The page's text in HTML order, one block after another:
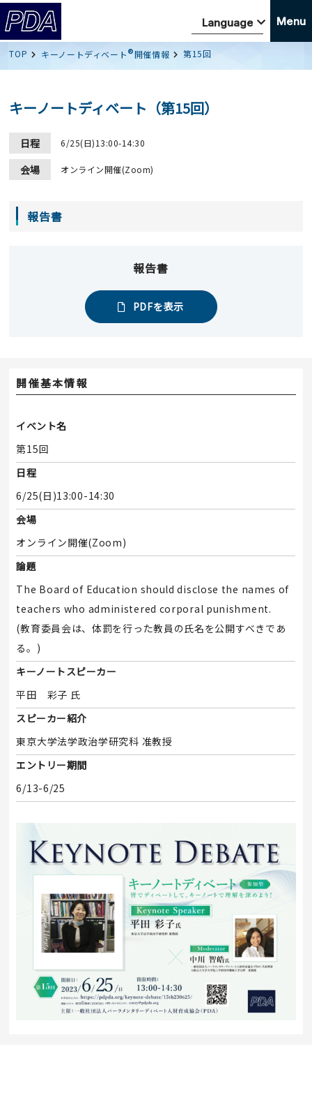
Menu
TOP キーノートディベート®開催情報 第15回
キーノートディベート（第15回）
日程 6/25(日)13:00-14:30
会場 オンライン開催(Zoom)
報告書
報告書
PDFを表示
開催基本情報
イベント名
第15回
日程
6/25(日)13:00-14:30
会場
オンライン開催(Zoom)
論題
The Board of Education should disclose the names of
teachers who administered corporal punishment.
(教育委員会は、体罰を行った教員の氏名を公開すべきであ
る。)
キーノートスピーカー
平田 彩子 氏
スピーカー紹介
東京大学法学政治学研究科 准教授
エントリー期間
6/13-6/25